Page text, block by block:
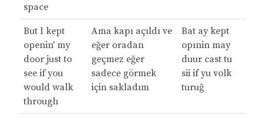
space
But I kept
openin' my
door just to
see if you
would walk
through
Ama kapı açıldı ve
eğer oradan
geçmez eğer
sadece görmek
için sakladım
Bat ay kept
opınin may
duur cast tu
sii if yu volk
turuğ